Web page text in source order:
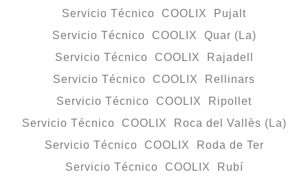
Servicio Técnico COOLIX Pujalt
Servicio Técnico COOLIX Quar (La)
Servicio Técnico COOLIX Rajadell
Servicio Técnico COOLIX Rellinars
Servicio Técnico COOLIX Ripollet
Servicio Técnico COOLIX Roca del Vallès (La)
Servicio Técnico COOLIX Roda de Ter
Servicio Técnico COOLIX Rubí